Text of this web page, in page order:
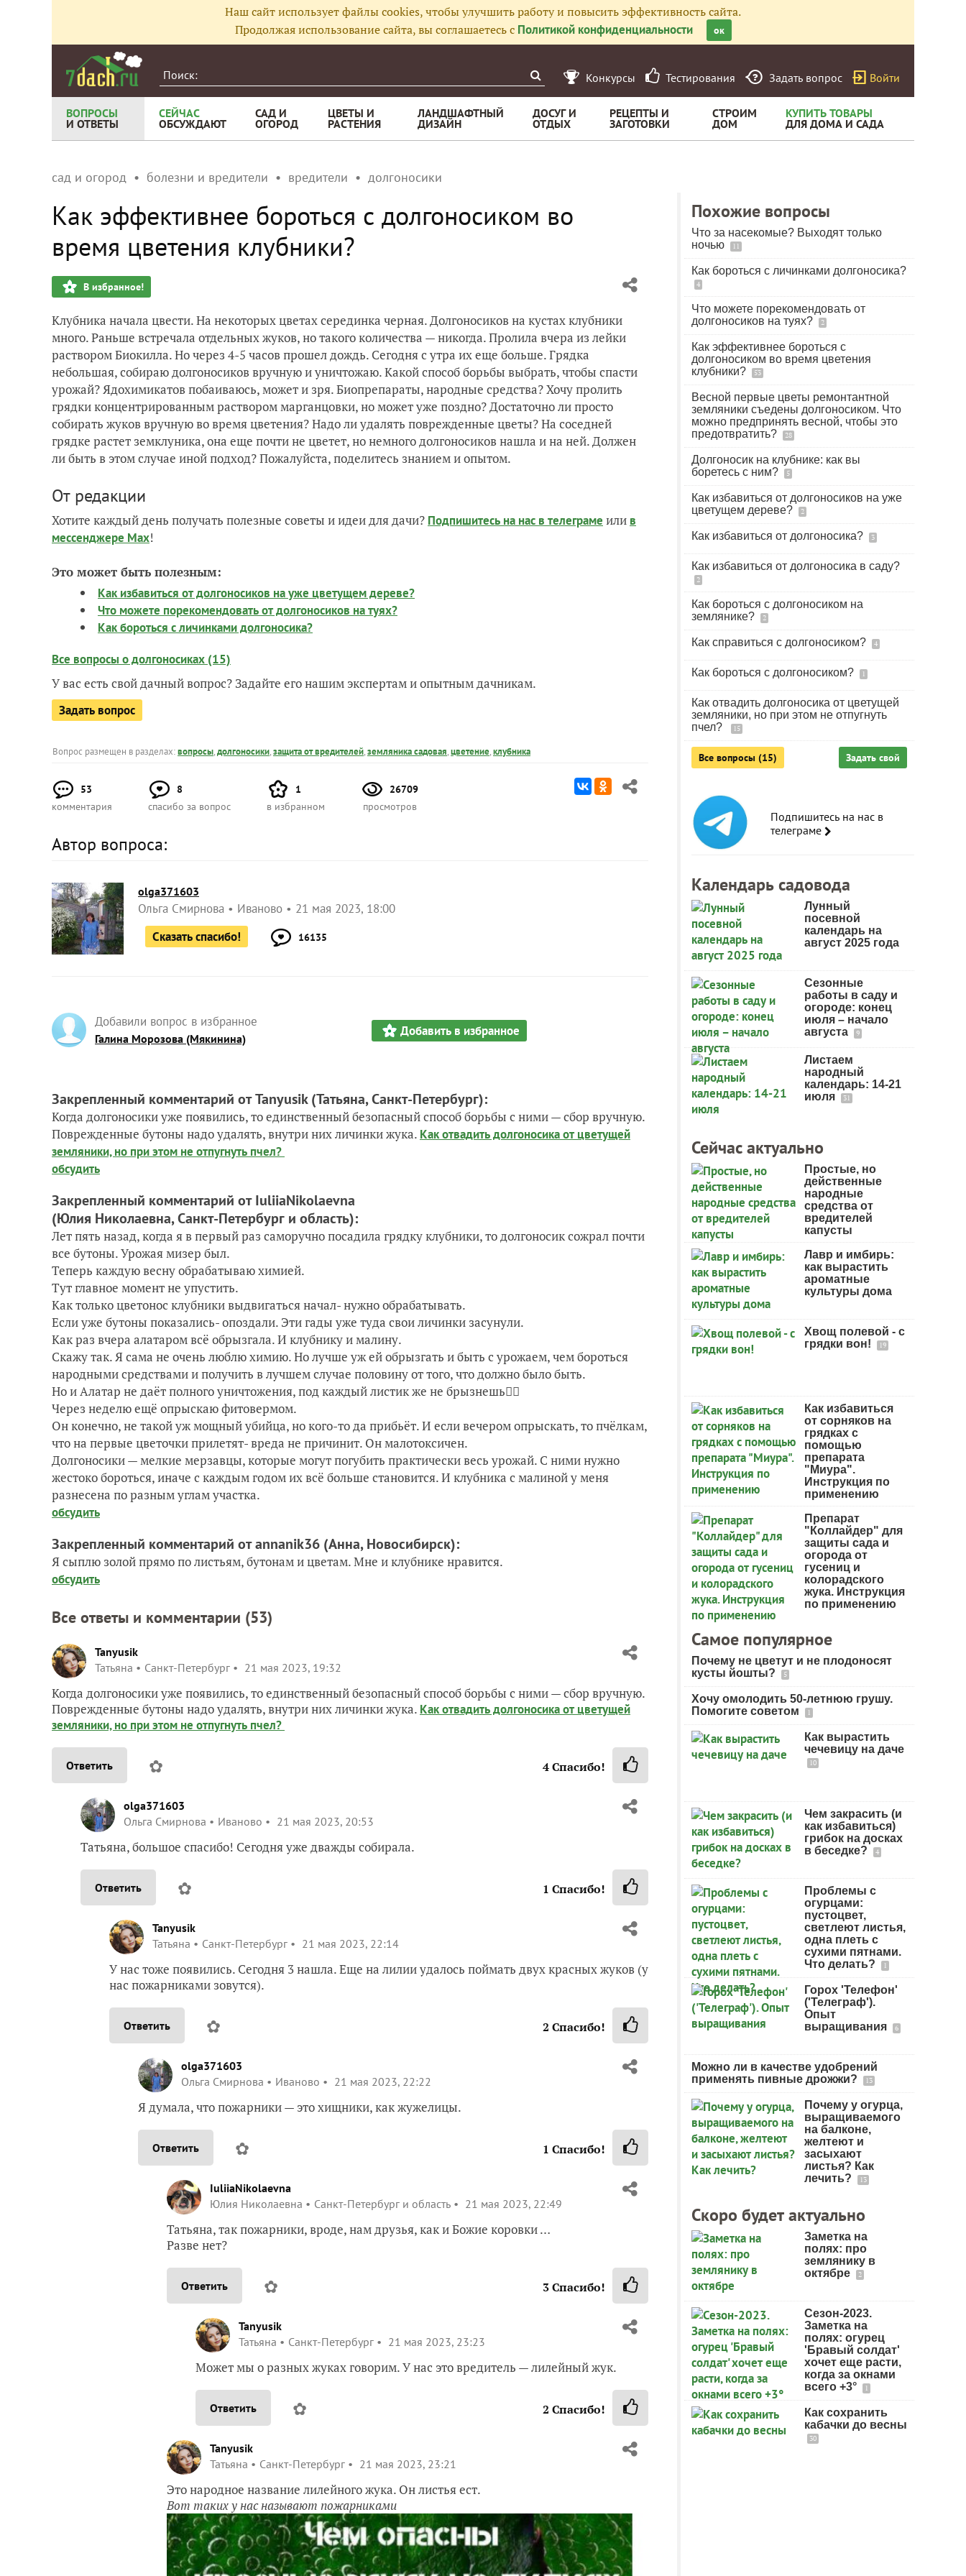
Наш сайт использует файлы cookies, чтобы улучшить работу и повысить эффективность сайта.
Продолжая использование сайта, вы соглашаетесь с Политикой конфиденциальности ок
Конкурсы Тестирования Задать вопрос Войти
ВОПРОСЫ
И ОТВЕТЫ
СЕЙЧАС
ОБСУЖДАЮТ
САД И
ОГОРОД
ЦВЕТЫ И
РАСТЕНИЯ
ЛАНДШАФТНЫЙ
ДИЗАЙН
ДОСУГ И
ОТДЫХ
РЕЦЕПТЫ И
ЗАГОТОВКИ
СТРОИМ
ДОМ
КУПИТЬ ТОВАРЫ
ДЛЯ ДОМА И САДА
сад и огород болезни и вредители вредители долгоносики
Как эффективнее бороться с долгоносиком во
время цветения клубники?
В избранное!
Клубника начала цвести. На некоторых цветах серединка черная. Долгоносиков на кустах клубники
много. Раньше встречала отдельных жуков, но такого количества — никогда. Пролила вчера из лейки
раствором Биокилла. Но через 4-5 часов прошел дождь. Сегодня с утра их еще больше. Грядка
небольшая, собираю долгоносиков вручную и уничтожаю. Какой способ борьбы выбрать, чтобы спасти
урожай? Ядохимикатов побаиваюсь, может и зря. Биопрепараты, народные средства? Хочу пролить
грядки концентрированным раствором марганцовки, но может уже поздно? Достаточно ли просто
собирать жуков вручную во время цветения? Надо ли удалять поврежденные цветы? На соседней
грядке растет земклуника, она еще почти не цветет, но немного долгоносиков нашла и на ней. Должен
ли быть в этом случае иной подход? Пожалуйста, поделитесь знанием и опытом.
От редакции
Хотите каждый день получать полезные советы и идеи для дачи? Подпишитесь на нас в телеграме или в
мессенджере Max!
Это может быть полезным:
Как избавиться от долгоносиков на уже цветущем дереве?
Что можете порекомендовать от долгоносиков на туях?
Как бороться с личинками долгоносика?
Все вопросы о долгоносиках (15)
У вас есть свой дачный вопрос? Задайте его нашим экспертам и опытным дачникам.
Задать вопрос
Вопрос размещен в разделах:вопросы,долгоносики,защита от вредителей,земляника садовая,цветение,клубника
53
комментария
8
спасибо за вопрос
1
в избранном
26709
просмотров
Автор вопроса:
olga371603
Ольга Смирнова Иваново
21 мая 2023, 18:00
Сказать спасибо!
16135
Добавили вопрос в избранное
Галина Морозова (Мякинина) Добавить в избранное
Закрепленный комментарий от Tanyusik(Татьяна, Санкт-Петербург):
Когда долгоносики уже появились, то единственный безопасный способ борьбы с ними — сбор вручную.
Поврежденные бутоны надо удалять, внутри них личинки жука. Как отвадить долгоносика от цветущей
земляники, но при этом не отпугнуть пчел?
обсудить
Закрепленный комментарий от IuliiaNikolaevna
(Юлия Николаевна, Санкт-Петербург и область):
Лет пять назад, когда я в первый раз саморучно посадила грядку клубники, то долгоносик сожрал почти
все бутоны. Урожая мизер был.
Теперь каждую весну обрабатываю химией.
Тут главное момент не упустить.
Как только цветонос клубники выдвигаться начал- нужно обрабатывать.
Если уже бутоны показались- опоздали. Эти гады уже туда свои личинки засунули.
Как раз вчера алатаром всё обрызгала. И клубнику и малину.
Скажу так. Я сама не очень люблю химию. Но лучше уж ей обрызгать и быть с урожаем, чем бороться
народными средствами и получить в лучшем случае половину от того, что должно было быть.
Но и Алатар не даёт полного уничтожения, под каждый листик же не брызнешь🤷‍♀️
Через неделю ещё опрыскаю фитовермом.
Он конечно, не такой уж мощный убийца, но кого-то да прибьёт. И если вечером опрыскать, то пчёлкам,
что на первые цветочки прилетят- вреда не причинит. Он малотоксичен.
Долгоносики — мелкие мерзавцы, которые могут погубить практически весь урожай. С ними нужно
жестоко бороться, иначе с каждым годом их всё больше становится. И клубника с малиной у меня
разнесена по разным углам участка.
обсудить
Закрепленный комментарий от annanik36 (Анна, Новосибирск):
Я сыплю золой прямо по листьям, бутонам и цветам. Мне и клубнике нравится.
обсудить
Все ответы и комментарии (53)
Tanyusik
Татьяна
Санкт-Петербург 21 мая 2023, 19:32
Когда долгоносики уже появились, то единственный безопасный способ борьбы с ними — сбор вручную.
Поврежденные бутоны надо удалять, внутри них личинки жука. Как отвадить долгоносика от цветущей
земляники, но при этом не отпугнуть пчел?
Ответить ✿ 4Спасибо!
olga371603
Ольга Смирнова
Иваново 21 мая 2023, 20:53
Татьяна, большое спасибо! Сегодня уже дважды собирала.
Ответить ✿ 1 Спасибо!
Tanyusik
Татьяна
Санкт-Петербург 21 мая 2023, 22:14
У нас тоже появились. Сегодня 3 нашла. Еще на лилии удалось поймать двух красных жуков (у
нас пожарниками зовутся).
Ответить ✿ 2 Спасибо!
olga371603
Ольга Смирнова
Иваново 21 мая 2023, 22:22
Я думала, что пожарники — это хищники, как жужелицы.
Ответить ✿ 1 Спасибо!
IuliiaNikolaevna
Юлия Николаевна
Санкт-Петербург и область 21 мая 2023, 22:49
Татьяна, так пожарники, вроде, нам друзья, как и Божие коровки …
Разве нет?
Ответить ✿ 3Спасибо!
Tanyusik
Татьяна
Санкт-Петербург 21 мая 2023, 23:23
Может мы о разных жуках говорим. У нас это вредитель — лилейный жук.
Ответить ✿ 2 Спасибо!
Tanyusik
Татьяна
Санкт-Петербург 21 мая 2023, 23:21
Это народное название лилейного жука. Он листья ест.
Вот таких у нас называют пожарниками
Похожие вопросы
Что за насекомые? Выходят только
ночью
11
Как бороться с личинками долгоносика?
4
Что можете порекомендовать от
долгоносиков на туях?
2
Как эффективнее бороться с
долгоносиком во время цветения
клубники?
53
Весной первые цветы ремонтантной
земляники съедены долгоносиком. Что
можно предпринять весной, чтобы это
предотвратить?
28
Долгоносик на клубнике: как вы
боретесь с ним?
5
Как избавиться от долгоносиков на уже
цветущем дереве?
2
Как избавиться от долгоносика? 3
Как избавиться от долгоносика в саду?
2
Как бороться с долгоносиком на
землянике?
2
Как справиться с долгоносиком? 4
Как бороться с долгоносиком? 1
Как отвадить долгоносика от цветущей
земляники, но при этом не отпугнуть
пчел?
15
Все вопросы (15) Задать свой
Подпишитесь на нас в
телеграме
Календарь садовода
Лунный
посевной
календарь на
август 2025 года
Сезонные
работы в саду и
огороде: конец
июля – начало
августа
9
Листаем
народный
календарь: 14-21
июля
31
Сейчас актуально
Простые, но
действенные
народные
средства от
вредителей
капусты
Лавр и имбирь:
как вырастить
ароматные
культуры дома
Хвощ полевой - с
грядки вон!
19
Как избавиться
от сорняков на
грядках с
помощью
препарата
"Миура".
Инструкция по
применению
Препарат
"Коллайдер" для
защиты сада и
огорода от
гусениц и
колорадского
жука. Инструкция
по применению
Самое популярное
Почему не цветут и не плодоносят
кусты йошты?
5
Хочу омолодить 50-летнюю грушу.
Помогите советом
1
Как вырастить
чечевицу на даче
10
Чем закрасить (и
как избавиться)
грибок на досках
в беседке?
4
Проблемы с
огурцами:
пустоцвет,
светлеют листья,
одна плеть с
сухими пятнами.
Что делать?
1
Горох 'Телефон'
('Телеграф').
Опыт
выращивания
6
Можно ли в качестве удобрений
применять пивные дрожжи?
13
Почему у огурца,
выращиваемого
на балконе,
желтеют и
засыхают
листья? Как
лечить?
13
Скоро будет актуально
Заметка на
полях: про
землянику в
октябре
2
Сезон-2023.
Заметка на
полях: огурец
'Бравый солдат'
хочет еще расти,
когда за окнами
всего +3°
1
Как сохранить
кабачки до весны
30